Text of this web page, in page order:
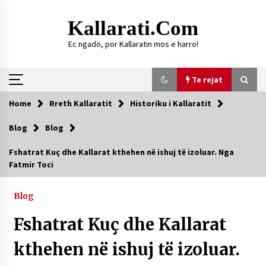
Kallarati.com
Ec ngado, por Kallaratin mos e harro!
Te rejat
Te rejat
09/08/2026
GJONBRATAJ NË TIRANË
DURRËS: ZGJEDHJE TË REJA TË DEGËS SË
SHOQATËS “KALLARATI”
16/07/2026
Home Rreth Kallaratit Historiku i Kallaratit
Blog Blog
Fshatrat Kuç dhe Kallarat kthehen në ishuj të izoluar. Nga
Fatmir Toci
Blog
Fshatrat Kuç dhe Kallarat
kthehen në ishuj të izoluar.